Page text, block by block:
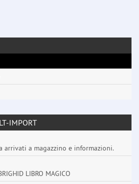
IMPORT
arrivati a magazzino e informazioni.
LIBRO MAGICO